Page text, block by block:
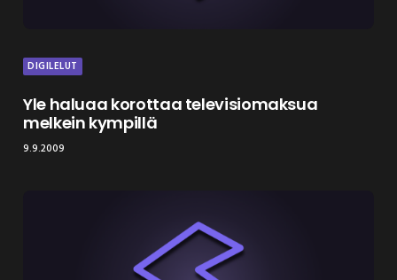
DIGILELUT
Yle haluaa korottaa televisiomaksua
melkein kympillä
9.9.2009